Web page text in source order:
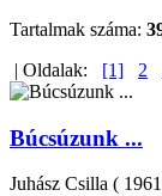
Tartalmak száma:
| Oldalak: [1] 2
Búcsúzunk ...
Juhász Csilla (